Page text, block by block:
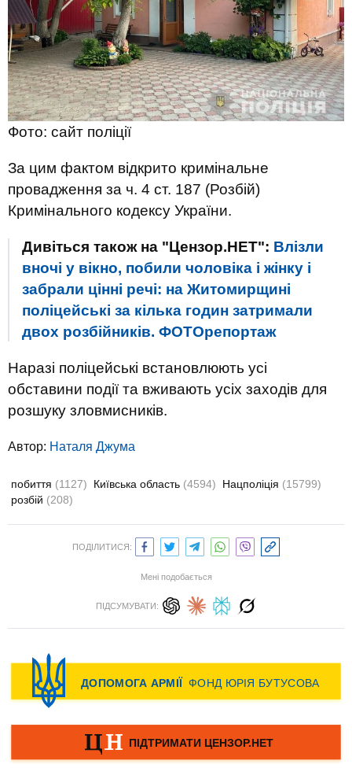
Фото: сайт поліції
За цим фактом відкрито кримінальне
провадження за ч. 4 ст. 187 (Розбій)
Кримінального кодексу України.
Дивіться також на "Цензор.НЕТ": Влізли
вночі у вікно, побили чоловіка і жінку і
забрали цінні речі: на Житомирщині
поліцейські за кілька годин затримали
двох розбійників. ФОТОрепортаж
Наразі поліцейські встановлюють усі
обставини події та вживають усіх заходів для
розшуку зловмисників.
Автор: Наталя Джума
побиття (1127) Київська область (4594) Нацполіція (15799)
розбій (208)
ПОДІЛИТИСЯ:
Мені подобається
ПІДСУМУВАТИ: